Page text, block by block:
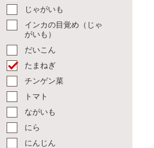
じゃがいも
インカの目覚め（じゃ
がいも）
だいこん
たまねぎ
チンゲン菜
トマト
ながいも
にら
にんじん